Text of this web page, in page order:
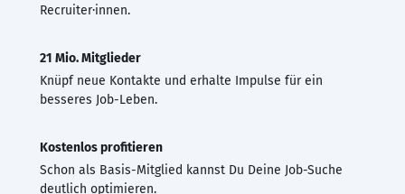
Recruiter·innen.
21 Mio. Mitglieder
Knüpf neue Kontakte und erhalte Impulse für ein
besseres Job-Leben.
Kostenlos profitieren
Schon als Basis-Mitglied kannst Du Deine Job-Suche
deutlich optimieren.